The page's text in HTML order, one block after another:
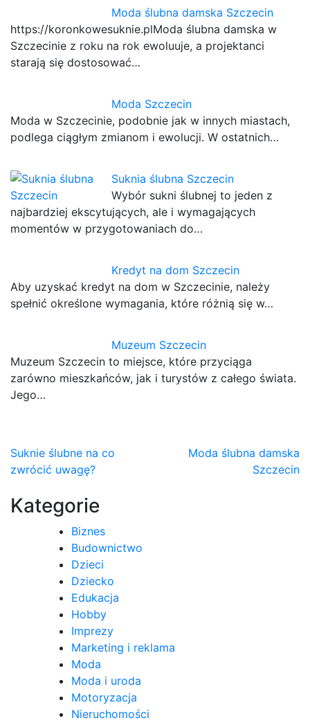
Moda ślubna damska Szczecin
https://koronkowesuknie.plModa ślubna damska w
Szczecinie z roku na rok ewoluuje, a projektanci
starają się dostosować…
Moda Szczecin
Moda w Szczecinie, podobnie jak w innych miastach,
podlega ciągłym zmianom i ewolucji. W ostatnich…
Suknia ślubna Szczecin
Wybór sukni ślubnej to jeden z
najbardziej ekscytujących, ale i wymagających
momentów w przygotowaniach do…
Kredyt na dom Szczecin
Aby uzyskać kredyt na dom w Szczecinie, należy
spełnić określone wymagania, które różnią się w…
Muzeum Szczecin
Muzeum Szczecin to miejsce, które przyciąga
zarówno mieszkańców, jak i turystów z całego świata.
Jego…
Nawigacja
wpisu
Suknie ślubne na co
zwrócić uwagę?
Moda ślubna damska
Szczecin
Kategorie
Biznes
Budownictwo
Dzieci
Dziecko
Edukacja
Hobby
Imprezy
Marketing i reklama
Moda
Moda i uroda
Motoryzacja
Nieruchomości